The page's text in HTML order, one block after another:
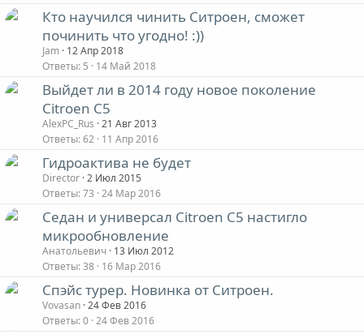
Кто научился чинить Ситроен, сможет
починить что угодно! :))
Jam 12 Апр 2018
Ответы 5 14 Май 2018
Выйдет ли в 2014 году новое поколение
Citroen C5
AlexPC_Rus 21 Авг 2013
Ответы 62 11 Апр 2016
Гидроактива не будет
Director 2 Июл 2015
Ответы 73 24 Мар 2016
Седан и универсал Citroen C5 настигло
микрообновление
Анатольевич 13 Июл 2012
Ответы 38 16 Мар 2016
Спэйс турер. Новинка от Ситроен.
Vovasan 24 Фев 2016
Ответы 0 24 Фев 2016